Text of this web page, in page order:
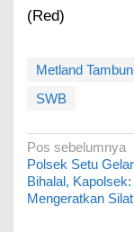
(Red)
Metland Tambun
SWB
N
a
v
Pos sebelumnya
Polsek Setu
Bihalal, Kapolsek:
Mengeratkan